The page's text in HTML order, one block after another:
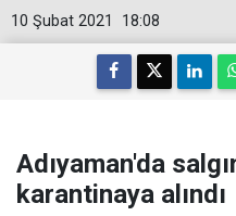
18:08
10 Şubat 2021
Adıyaman'da
karantinaya alındı